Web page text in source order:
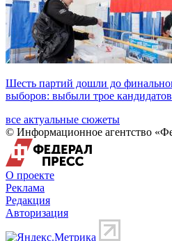
Шесть партий дошли до
выборов: выбыли трое кандидатов
все актуальные сюжеты
© Информационное агентство
О проекте
Реклама
Редакция
Авторизация